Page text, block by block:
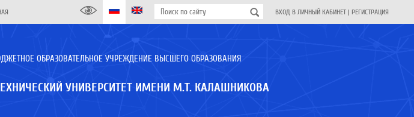
ВХОД В ЛИЧНЫЙ КАБИНЕТ | РЕГИСТРАЦИЯ
ОБРАЗОВАТЕЛЬНОЕ УЧРЕЖДЕНИЕ ВЫСШЕГО ОБРАЗОВАНИЯ
УНИВЕРСИТЕТ ИМЕНИ М.Т. КАЛАШНИКОВА